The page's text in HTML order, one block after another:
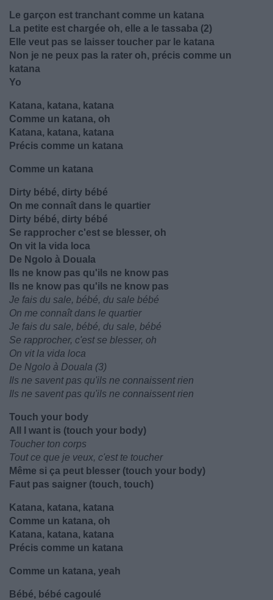
Le garçon est tranchant comme un katana
La petite est chargée oh, elle a le tassaba (2)
Elle veut pas se laisser toucher par le katana
Non je ne peux pas la rater oh, précis comme un
katana
Yo
Katana, katana, katana
Comme un katana, oh
Katana, katana, katana
Précis comme un katana
Comme un katana
Dirty bébé, dirty bébé
On me connaît dans le quartier
Dirty bébé, dirty bébé
Se rapprocher c'est se blesser, oh
On vit la vida loca
De Ngolo à Douala
Ils ne know pas qu'ils ne know pas
Ils ne know pas qu'ils ne know pas
Je fais du sale, bébé, du sale bébé
On me connaît dans le quartier
Je fais du sale, bébé, du sale, bébé
Se rapprocher, c'est se blesser, oh
On vit la vida loca
De Ngolo à Douala (3)
Ils ne savent pas qu'ils ne connaissent rien
Ils ne savent pas qu'ils ne connaissent rien
Touch your body
All I want is (touch your body)
Toucher ton corps
Tout ce que je veux, c'est te toucher
Même si ça peut blesser (touch your body)
Faut pas saigner (touch, touch)
Katana, katana, katana
Comme un katana, oh
Katana, katana, katana
Précis comme un katana
Comme un katana, yeah
Bébé, bébé cagoulé